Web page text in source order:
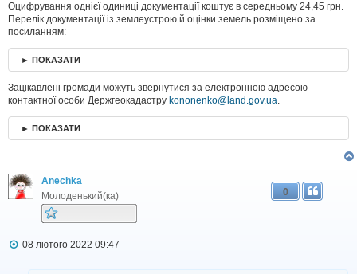
Оцифрування однієї одиниці документації коштує в середньому 24,45 грн.
Перелік документації із землеустрою й оцінки земель розміщено за
посиланням:
► ПОКАЗАТИ
Зацікавлені громади можуть звернутися за електронною адресою
контактної особи Держгеокадастру kononenko@land.gov.ua.
► ПОКАЗАТИ
Anechka
Молоденький(ка)
0
П
08 лютого 2022 09:47